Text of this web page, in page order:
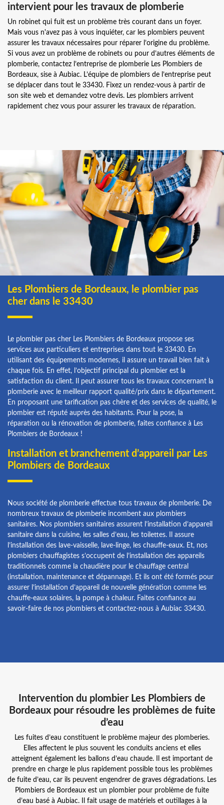
intervient pour les travaux de plomberie
Un robinet qui fuit est un problème très courant dans un foyer.
Mais vous n'avez pas à vous inquiéter, car les plombiers peuvent
assurer les travaux nécessaires pour réparer l’origine du problème.
Si vous avez un problème de robinets ou pour d’autres éléments de
plomberie, contactez l’entreprise de plomberie Les Plombiers de
Bordeaux, sise à Aubiac. L’équipe de plombiers de l’entreprise peut
se déplacer dans tout le 33430. Fixez un rendez-vous à partir de
son site web et demandez votre devis. Les plombiers arrivent
rapidement chez vous pour assurer les travaux de réparation.
Les Plombiers de Bordeaux, le plombier pas
cher dans le 33430
Le plombier pas cher Les Plombiers de Bordeaux propose ses
services aux particuliers et entreprises dans tout le 33430. En
utilisant des équipements modernes, il assure un travail bien fait à
chaque fois. En effet, l’objectif principal du plombier est la
satisfaction du client. Il peut assurer tous les travaux concernant la
plomberie avec le meilleur rapport qualité/prix dans le département.
En proposant une tarification pas chère et des services de qualité, le
plombier est réputé auprès des habitants. Pour la pose, la
réparation ou la rénovation de plomberie, faites confiance à Les
Plombiers de Bordeaux !
Installation et branchement d’appareil par Les
Plombiers de Bordeaux
Nous société de plomberie effectue tous travaux de plomberie. De
nombreux travaux de plomberie incombent aux plombiers
sanitaires. Nos plombiers sanitaires assurent l’installation d’appareil
sanitaire dans la cuisine, les salles d’eau, les toilettes. Il assure
l’installation des lave-vaisselle, lave-linge, les chauffe-eaux. Et, nos
plombiers chauffagistes s’occupent de l’installation des appareils
traditionnels comme la chaudière pour le chauffage central
(installation, maintenance et dépannage). Et ils ont été formés pour
assurer l’installation d’appareil de nouvelle génération comme les
chauffe-eaux solaires, la pompe à chaleur. Faites confiance au
savoir-faire de nos plombiers et contactez-nous à Aubiac 33430.
Intervention du plombier Les Plombiers de
Bordeaux pour résoudre les problèmes de fuite
d’eau
Les fuites d’eau constituent le problème majeur des plomberies.
Elles affectent le plus souvent les conduits anciens et elles
atteignent également les ballons d’eau chaude. Il est important de
prendre en charge le plus rapidement possible tous les problèmes
de fuite d’eau, car ils peuvent engendrer de graves dégradations. Les
Plombiers de Bordeaux est un plombier pour problème de fuite
d’eau basé à Aubiac. Il fait usage de matériels et outillages à la